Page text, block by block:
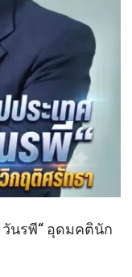
วันรพี“ อุดมคตินัก